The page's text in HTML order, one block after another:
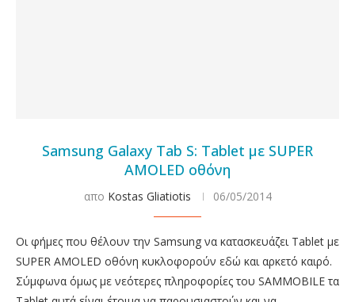
Samsung Galaxy Tab S: Tablet με SUPER
AMOLED οθόνη
απο Kostas Gliatiotis 06/05/2014
Οι φήμες που θέλουν την Samsung να κατασκευάζει Tablet με
SUPER AMOLED οθόνη κυκλοφορούν εδώ και αρκετό καιρό.
Σύμφωνα όμως με νεότερες πληροφορίες του SAMMOBILE τα